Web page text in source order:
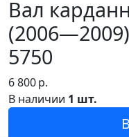
Вал
5750
6 800р.
В наличии 1 шт.